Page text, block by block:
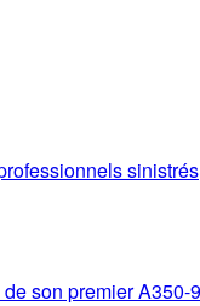
sinistrés
son premier A350-